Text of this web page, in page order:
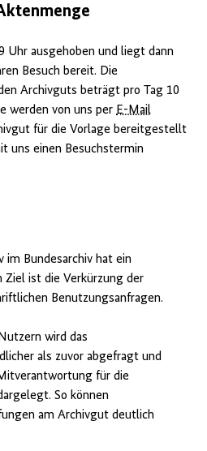
Uhr ausgehoben und liegt dann
Besuch bereit. Die
Archivguts beträgt pro Tag 10
werden von uns per E-Mail
für die Vorlage bereitgestellt
uns einen Besuchstermin
im Bundesarchiv hat ein
ist die Verkürzung der
Benutzungsanfragen.
wird das
als zuvor abgefragt und
für die
So können
am Archivgut deutlich